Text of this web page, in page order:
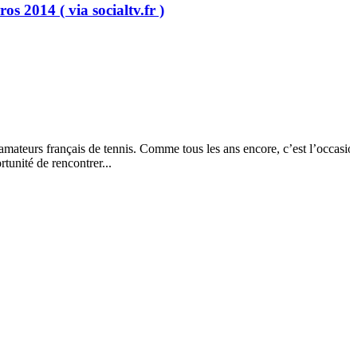
2014 ( via socialtv.fr )
français de tennis. Comme tous les ans encore, c’est
de rencontrer...